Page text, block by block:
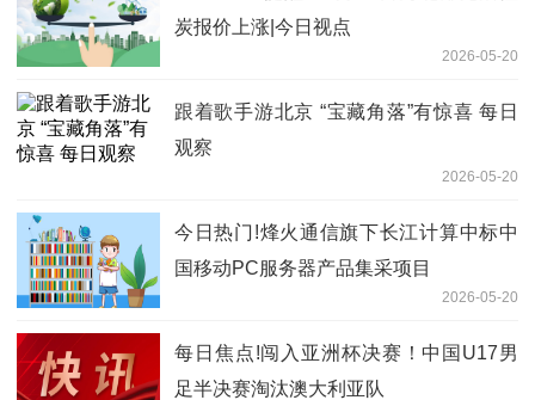
炭报价上涨|今日视点
2026-05-20
跟着歌手游北京 “宝藏角落”有惊喜 每日
观察
2026-05-20
今日热门!烽火通信旗下长江计算中标中
国移动PC服务器产品集采项目
2026-05-20
每日焦点!闯入亚洲杯决赛！中国U17男
足半决赛淘汰澳大利亚队